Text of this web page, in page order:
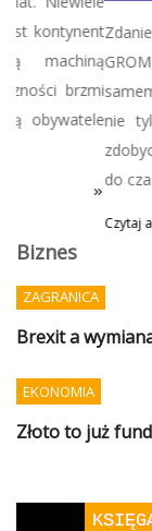
Zdaniem Pawła
GROM, nie
samemu się
nie tylko
zdobycie
Biznes
ZAGRANICA
Brexit a
EKONOMIA
Złoto to już